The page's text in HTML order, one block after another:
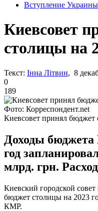
Вступление
Киевсовет
столицы на
Текст: Інна Літвин, 8
0
189
Фото: Корреспондент.net
Киевсовет принял бюджет
Доходы
год
млрд. грн.
Киевский городской совет
бюджет столицы на 2023
КМР.